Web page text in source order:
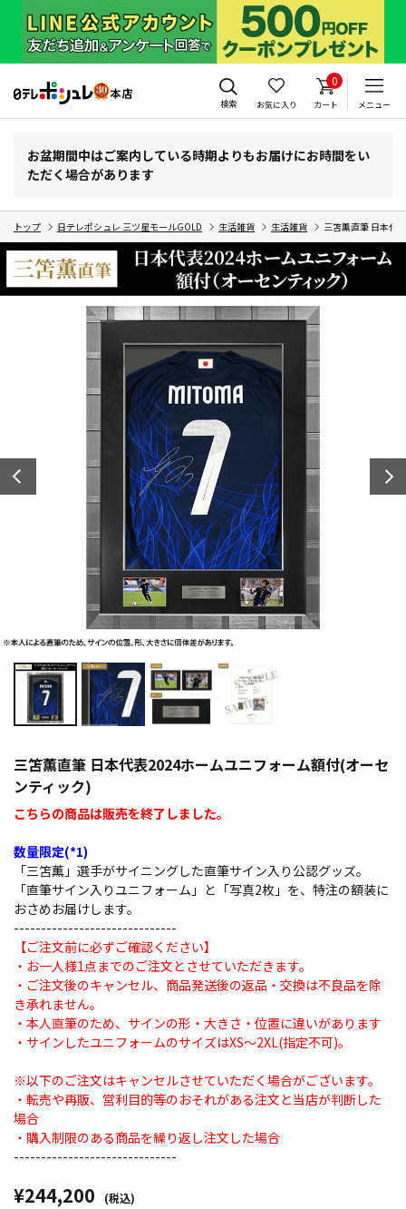
検索 お気に入り
0
カート メニュー
お盆期間中はご案内している時期よりもお届けにお時間をい
ただく場合があります
トップ 日テレポシュレ 三ツ星モールGOLD 生活雑貨 生活雑貨 三笘薫直筆 日本代
三笘薫直筆 日本代表2024ホームユニフォーム額付(オーセ
ンティック)
こちらの商品は販売を終了しました。
数量限定(*1)
「三笘薫」選手がサイニングした直筆サイン入り公認グッズ。
「直筆サイン入りユニフォーム」と「写真2枚」を、特注の額装に
おさめお届けします。
------------------------------
【ご注文前に必ずご確認ください】
・お一人様1点までのご注文とさせていただきます。
・ご注文後のキャンセル、商品発送後の返品・交換は不良品を除
き承れません。
・本人直筆のため、サインの形・大きさ・位置に違いがあります
・サインしたユニフォームのサイズはXS～2XL(指定不可)。
※以下のご注文はキャンセルさせていただく場合がございます。
・転売や再販、営利目的等のおそれがある注文と当店が判断した
場合
・購入制限のある商品を繰り返し注文した場合
------------------------------
¥244,200 (税込)